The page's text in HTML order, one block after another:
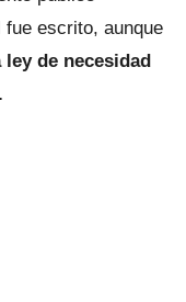
escrito, aunque
de necesidad